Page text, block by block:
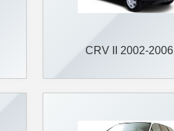
CRV II 2002-2006